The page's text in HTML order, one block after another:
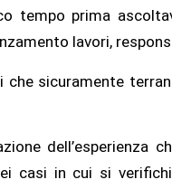
tempo prima
lavori,
sicuramente
dell’esperienza
casi in cui si